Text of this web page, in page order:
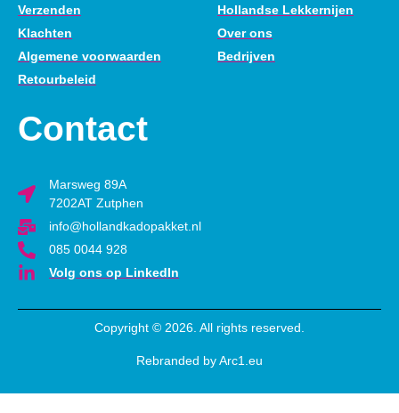
Verzenden
Klachten
Algemene voorwaarden
Retourbeleid
Hollandse Lekkernijen
Over ons
Bedrijven
Contact
Marsweg 89A
7202AT Zutphen
info@hollandkadopakket.nl
085 0044 928
Volg ons op LinkedIn
Copyright © 2026. All rights reserved.
Rebranded by Arc1.eu